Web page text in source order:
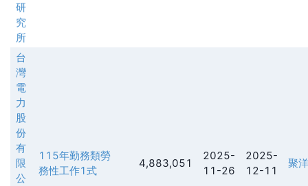
研
究
所
台
灣
電
力
股
份
有
限
公
115年勤務類勞
務性工作1式
4,883,051
2025-
11-26
2025-
12-11
聚